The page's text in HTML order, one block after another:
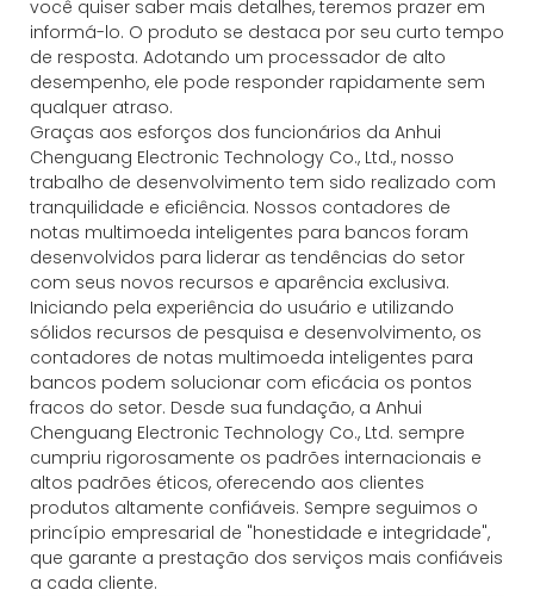
você quiser saber mais detalhes, teremos prazer em
informá-lo. O produto se destaca por seu curto tempo
de resposta. Adotando um processador de alto
desempenho, ele pode responder rapidamente sem
qualquer atraso.
Graças aos esforços dos funcionários da Anhui
Chenguang Electronic Technology Co., Ltd., nosso
trabalho de desenvolvimento tem sido realizado com
tranquilidade e eficiência. Nossos contadores de
notas multimoeda inteligentes para bancos foram
desenvolvidos para liderar as tendências do setor
com seus novos recursos e aparência exclusiva.
Iniciando pela experiência do usuário e utilizando
sólidos recursos de pesquisa e desenvolvimento, os
contadores de notas multimoeda inteligentes para
bancos podem solucionar com eficácia os pontos
fracos do setor. Desde sua fundação, a Anhui
Chenguang Electronic Technology Co., Ltd. sempre
cumpriu rigorosamente os padrões internacionais e
altos padrões éticos, oferecendo aos clientes
produtos altamente confiáveis. Sempre seguimos o
princípio empresarial de "honestidade e integridade",
que garante a prestação dos serviços mais confiáveis
​​a cada cliente.